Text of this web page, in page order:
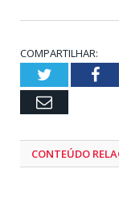
COMPARTILHAR:
Twitter
Email
CONTEÚDO